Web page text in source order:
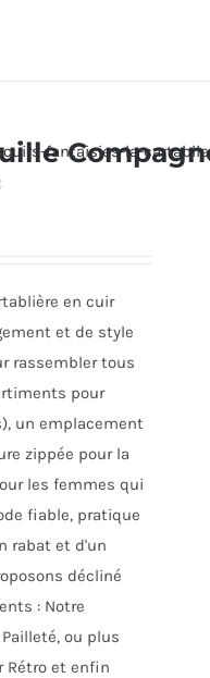
Le
80,00€. en cuir
et de style
rassembler tous
pour
un emplacement
zippée pour la
les femmes qui
fiable, pratique
rabat et d'un
décliné
: Notre
ou plus
Rétro et enfin